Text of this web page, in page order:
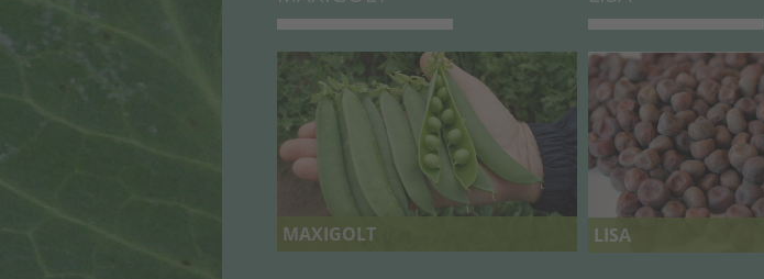
MAXIGOLT LISA